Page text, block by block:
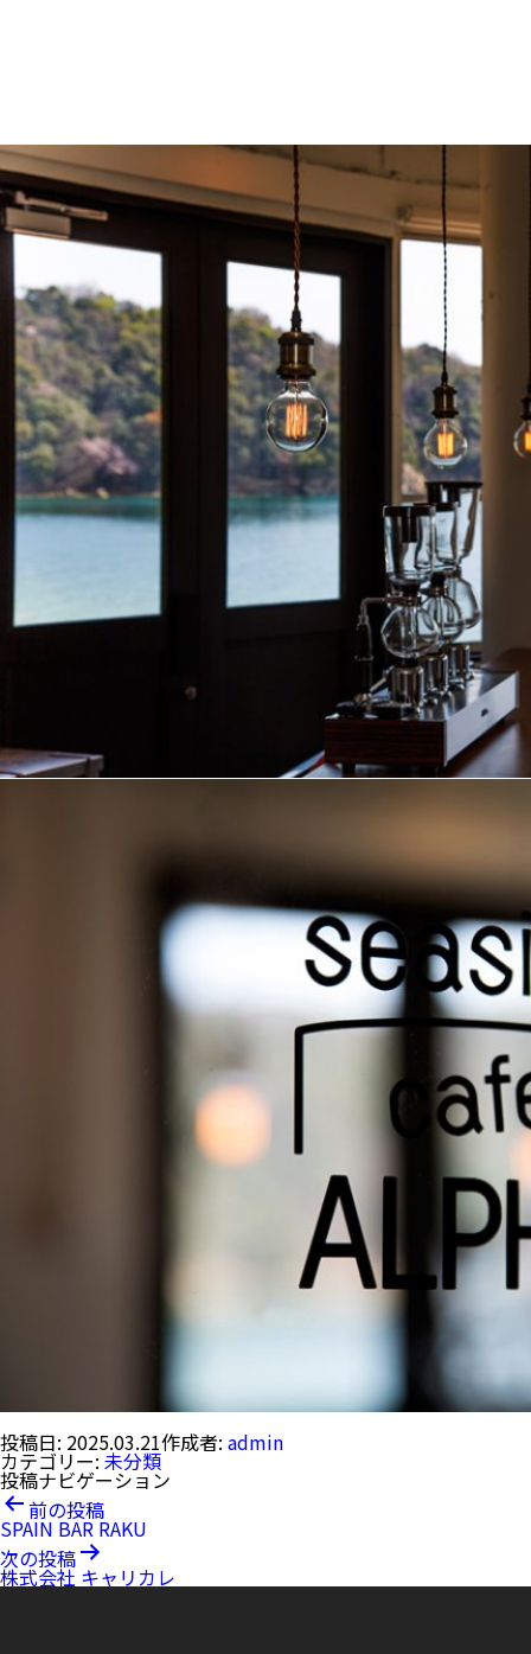
投稿日: 2025.03.21作成者: admin
カテゴリー: 未分類
投稿ナビゲーション
前の投稿
SPAIN BAR RAKU
次の投稿
株式会社 キャリカレ